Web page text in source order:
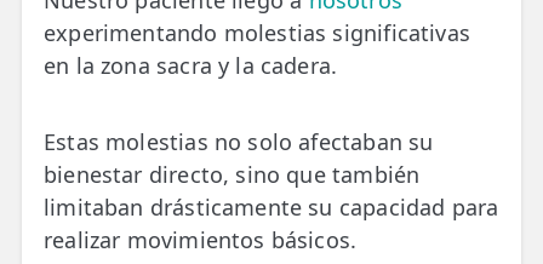
✅ EPTE - EPI
✨ Fisioestética
✨ Radiofrecuencia INDIBA
✨ Drenaje Linfático Manual
experimentando molestias significativas
en la zona sacra y la cadera.
Estas molestias no solo afectaban su
bienestar directo, sino que también
limitaban drásticamente su capacidad para
realizar movimientos básicos.